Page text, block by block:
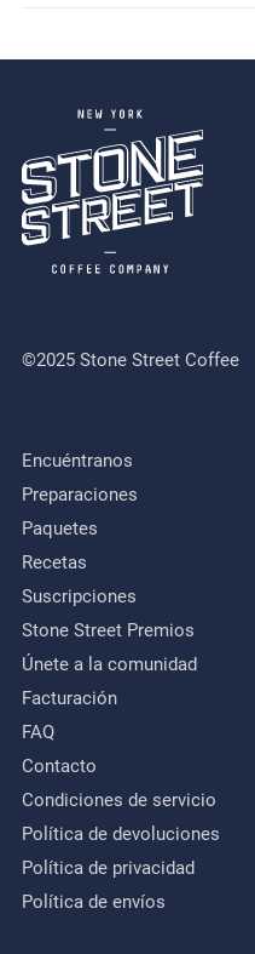
©2025 Stone Street Coffee
Encuéntranos
Preparaciones
Paquetes
Recetas
Suscripciones
Stone Street Premios
Únete a la comunidad
Facturación
FAQ
Contacto
Condiciones de servicio
Política de devoluciones
Política de privacidad
Política de envíos